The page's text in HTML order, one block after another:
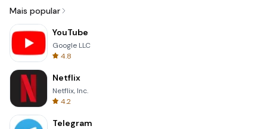
Mais popular
YouTube
Google LLC
4.8
Netflix
Netflix, Inc.
4.2
Telegram